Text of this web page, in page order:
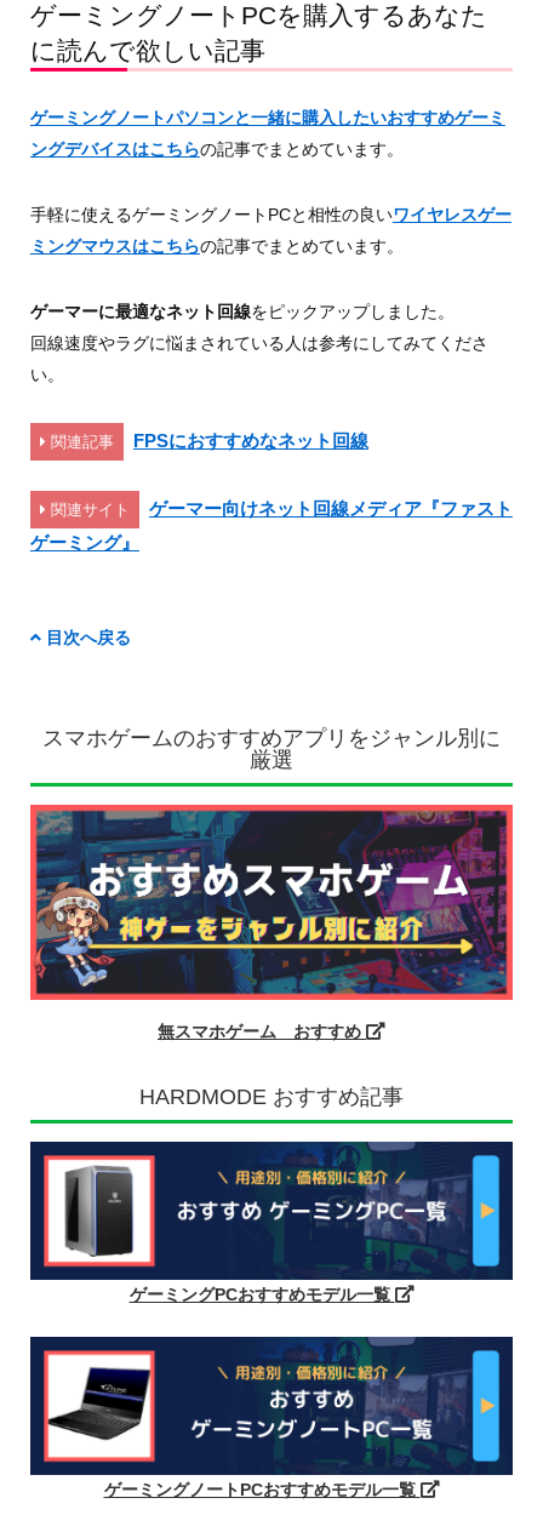
ゲーミングノートPCを購入するあなた
に読んで欲しい記事
ゲーミングノートパソコンと一緒に購入したいおすすめゲーミ
ングデバイスはこちらの記事でまとめています。
手軽に使えるゲーミングノートPCと相性の良いワイヤレスゲー
ミングマウスはこちらの記事でまとめています。
ゲーマーに最適なネット回線をピックアップしました。
回線速度やラグに悩まされている人は参考にしてみてくださ
い。
関連記事 FPSにおすすめなネット回線
関連サイト
ゲーマー向けネット回線メディア『ファスト
ゲーミング』
目次へ戻る
スマホゲームのおすすめアプリをジャンル別に
厳選
無スマホゲーム おすすめ
HARDMODE おすすめ記事
ゲーミングPCおすすめモデル一覧
ゲーミングノートPCおすすめモデル一覧